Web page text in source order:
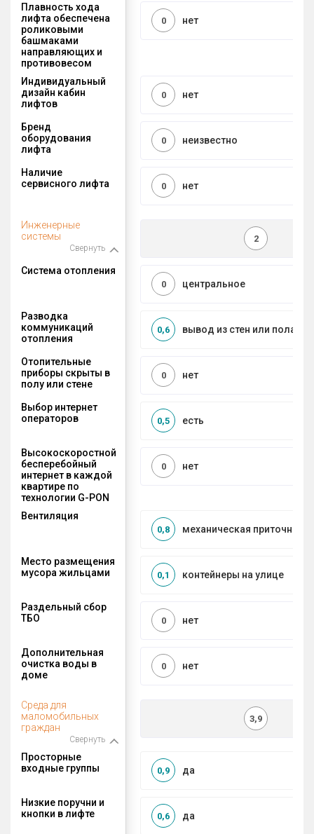
Плавность хода
лифта обеспечена
роликовыми
башмаками
направляющих и
противовесом
нет
0
Индивидуальный
дизайн кабин
лифтов
нет
0
Бренд
оборудования
лифта
неизвестно
0
Наличие
сервисного лифта
нет
0
Инженерные
системы
Свернуть
2
Система отопления
центральное
0
Разводка
коммуникаций
отопления
вывод из стен или пола
0,6
Отопительные
приборы скрыты в
полу или стене
нет
0
Выбор интернет
операторов
есть
0,5
Высокоскоростной
бесперебойный
интернет в каждой
квартире по
технологии G-PON
нет
0
Вентиляция
механическая приточно-
0,8
Место размещения
мусора жильцами
контейнеры на улице
0,1
Раздельный сбор
ТБО
нет
0
Дополнительная
очистка воды в
доме
нет
0
Среда для
маломобильных
граждан
Свернуть
3,9
Просторные
входные группы
да
0,9
Низкие поручни и
кнопки в лифте
да
0,6